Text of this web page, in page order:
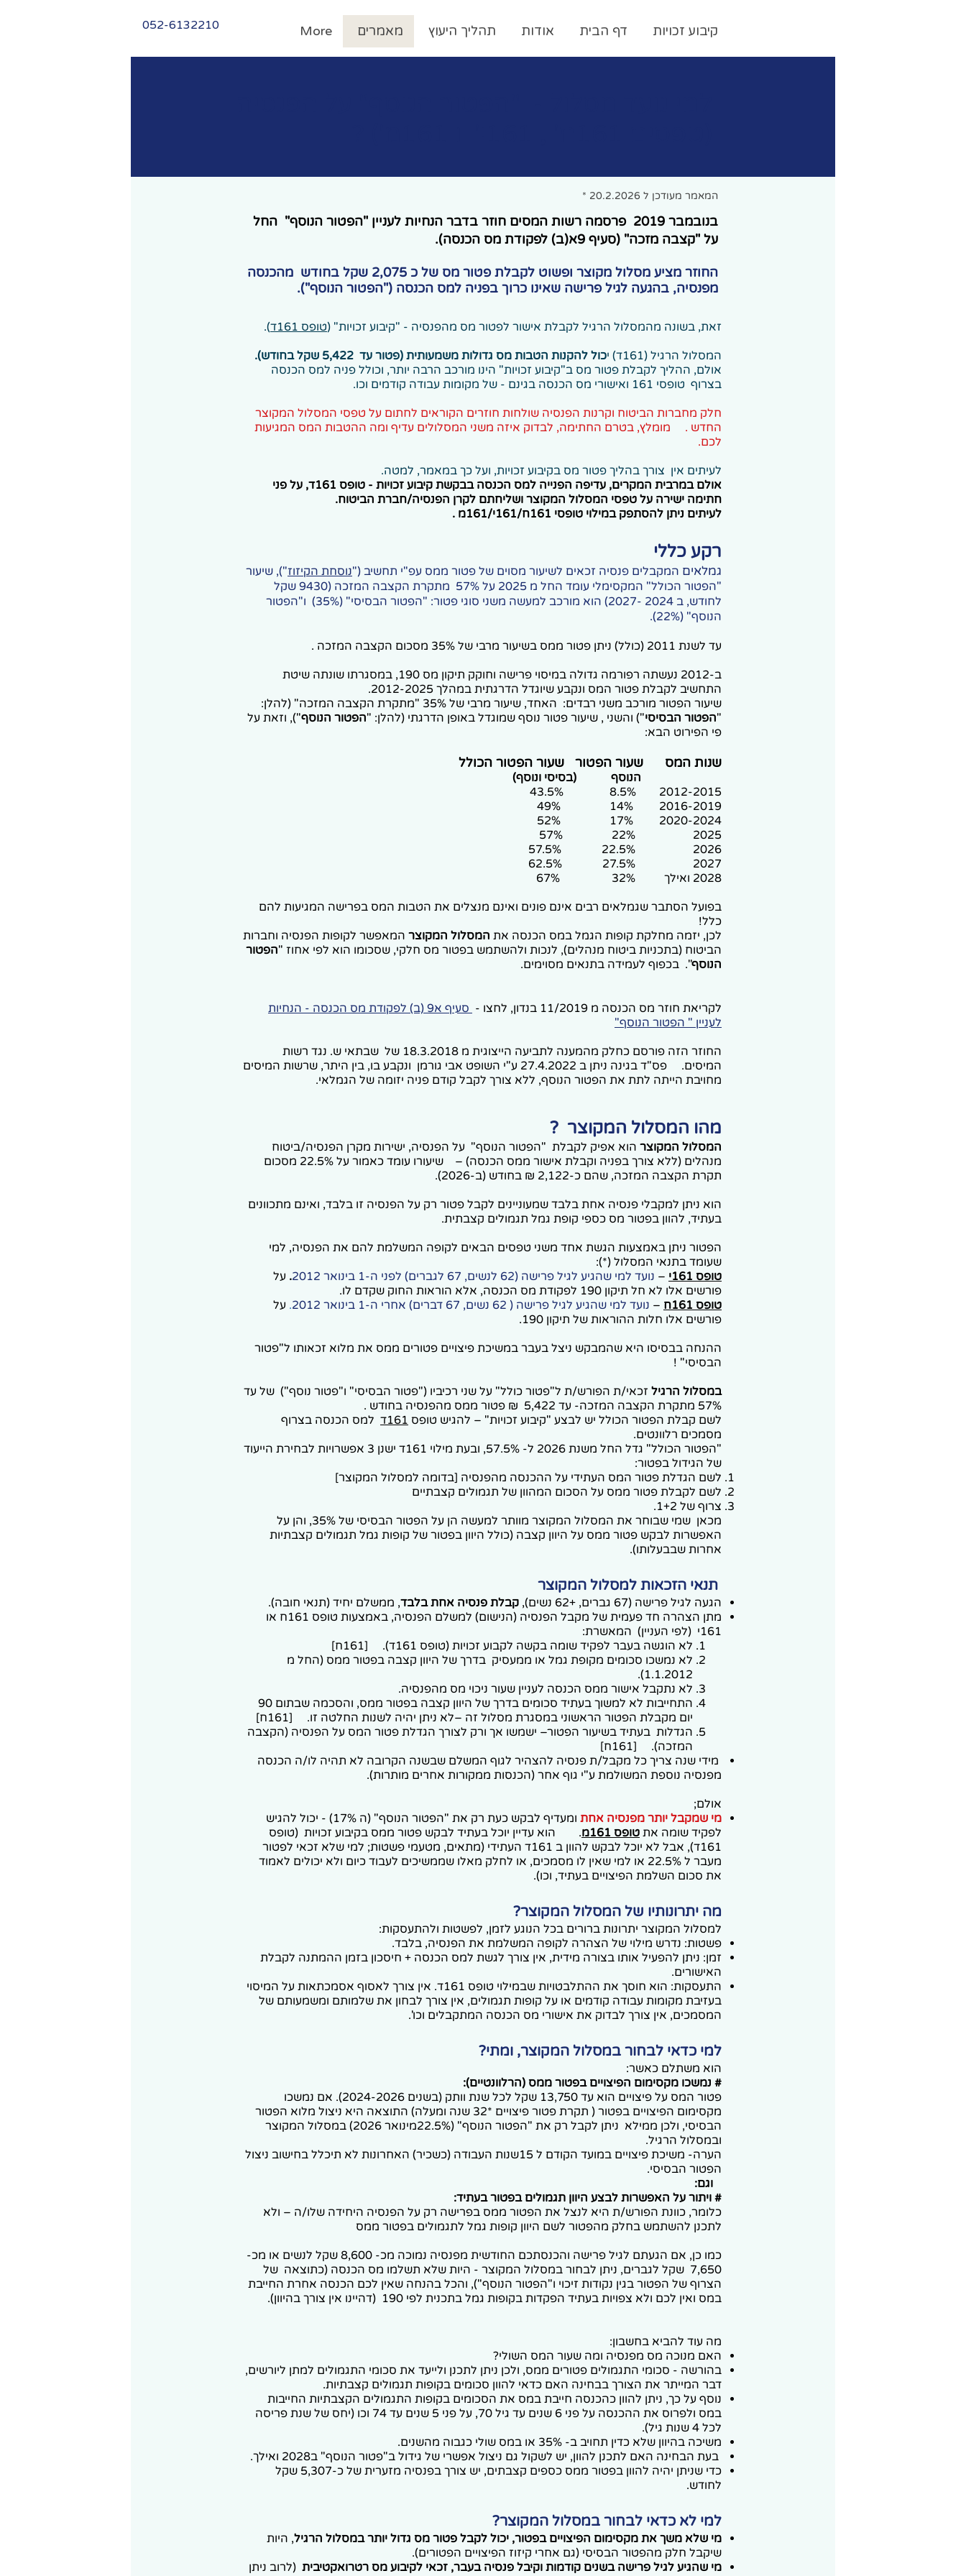
קיבוע זכויות דף הבית אודות תהליך היעוץ מאמרים More
052-6132210
המאמר מעודכן ל 20.2.2026 *
בנובמבר 2019 פרסמה רשות המסים חוזר בדבר הנחיות לעניין "הפטור הנוסף" החל
על "קצבה מזכה" (סעיף 9א(ב) לפקודת מס הכנסה).
החוזר מציע מסלול מקוצר ופשוט לקבלת פטור מס של כ 2,075 שקל בחודש מהכנסה
מפנסיה, בהגעה לגיל פרישה שאינו כרוך בפניה למס הכנסה ("הפטור הנוסף").
זאת, בשונה מהמסלול הרגיל לקבלת אישור לפטור מס מהפנסיה - "קיבוע זכויות" (טופס 161ד
).
המסלול הרגיל (161ד) י
כול להקנות הטבות מס גדולות משמעותית (פטור עד 5,422 שקל בחודש).
אולם, ההליך לקבלת פטור מס ב"קיבוע זכויות" הינו מורכב הרבה יותר, וכולל פניה למס הכנסה
בצרוף טופסי 161 ואישורי מס הכנסה בגינם - של מקומות עבודה קודמים וכו.
חלק מחברות הביטוח וקרנות הפנסיה שולחות חוזרים הקוראים לחתום על טפסי המסלול המקוצר
החדש . מומלץ, בטרם החתימה, לבדוק איזה משני המסלולים עדיף ומה ההטבות המס המגיעות
לכם.
לעיתים אין צורך בהליך פטור מס בקיבוע זכויות, ועל כך במאמר, למטה.
אולם במרבית המקרים, עדיפה הפנייה למס הכנסה בבקשת קיבוע זכויות - טופס 161ד, על פני
חתימה ישירה על טפסי המסלול המקוצר ושליחתם לקרן הפנסיה/חברת הביטוח.
לעיתים ניתן להסתפק במילוי טופסי 161ח/161י/161מ .
רקע כללי
גמלאים המקבלים פנסיה זכאים לשיעור מסוים של פטור ממס עפ"י תחשיב ("נוסחת הקיזוז"), שיעור
"הפטור הכולל" המקסימלי עומד החל מ 2025 על 57% מתקרת הקצבה המזכה (9430 שקל
לחודש, ב 2024 -2027) הוא מורכב למעשה משני סוגי פטור: "הפטור הבסיסי" (35%) ו"הפטור
הנוסף" (22%).
עד לשנת 2011 (כולל) ניתן פטור ממס בשיעור מרבי של 35% מסכום הקצבה המזכה .
ב-2012 נעשתה רפורמה גדולה במיסוי פרישה וחוקק תיקון מס 190, במסגרתו שונתה שיטת
התחשיב לקבלת פטור המס ונקבע שיוגדל הדרגתית במהלך 2012-2025.
שיעור הפטור מורכב משני רבדים: האחד, שיעור מרבי של 35% "מתקרת הקצבה המזכה" (להלן:
"הפטור הבסיסי") והשני , שיעור פטור נוסף שמוגדל באופן הדרגתי (להלן: "הפטור הנוסף"), וזאת על
פי הפירוט הבא:
שנות המס שעור הפטור שעור הפטור הכולל
הנוסף (בסיסי ונוסף)
2012-2015 8.5% 43.5%
2016-2019 14% 49%
2020-2024 17% 52%
2025 22% 57%
2026 22.5% 57.5%
2027 27.5% 62.5%
2028 ואילך 32% 67%
בפועל הסתבר שגמלאים רבים אינם פונים ואינם מנצלים את הטבות המס בפרישה המגיעות להם
כלל!
לכן, יזמה מחלקת קופות הגמל במס הכנסה את המסלול המקוצר המאפשר לקופות הפנסיה וחברות
הביטוח (בתכניות ביטוח מנהלים), לנכות ולהשתמש בפטור מס חלקי, שסכומו הוא לפי אחוז "הפטור
הנוסף". בכפוף לעמידה בתנאים מסוימים.
לקריאת חוזר מס הכנסה מ 11/2019 בנדון, לחצו -
סעיף א9 (ב) לפקודת מס הכנסה - הנחיות
לעניין " הפטור הנוסף"
החוזר הזה פורסם כחלק מהמענה לתביעה הייצוגית מ 18.3.2018 של שבתאי ש. נגד רשות
המיסים. פס"ד בגינה ניתן ב 27.4.2022 ע"י השופט אבי גורמן ונקבע בו, בין היתר, שרשות המיסים
מחויבת הייתה לתת את הפטור הנוסף, ללא צורך לקבל קודם פניה יזומה של הגמלאי.
מהו המסלול המקוצר ?
המסלול המקוצר הוא אפיק לקבלת "הפטור הנוסף" על הפנסיה, ישירות מקרן הפנסיה/ביטוח
מנהלים (ללא צורך בפניה וקבלת אישור ממס הכנסה) – שיעורו עומד כאמור על 22.5% מסכום
תקרת הקצבה המזכה, שהם כ-2,122 ₪ בחודש (ב-2026).
הוא ניתן למקבלי פנסיה אחת בלבד שמעוניינים לקבל פטור רק על הפנסיה זו בלבד, ואינם מתכוונים
בעתיד, להוון בפטור מס כספי קופת גמל תגמולים קצבתית.
הפטור ניתן באמצעות הגשת אחד משני טפסים הבאים לקופה המשלמת להם את הפנסיה, למי
שעומד בתנאי המסלול (*):
טופס 161י
– נועד למי שהגיע לגיל פרישה (62 לנשים, 67 לגברים) לפני ה-1 בינואר 2012 . על
פורשים אלו לא חל תיקון 190 לפקודת מס הכנסה, אלא הוראות החוק שקדם לו.
טופס 161ח
– נועד למי שהגיע לגיל פרישה ( 62 נשים, 67 דברים) אחרי ה-1 בינואר 2012 . על
פורשים אלו חלות ההוראות של תיקון 190.
ההנחה בבסיסו היא שהמבקש ניצל בעבר במשיכת פיצויים פטורים ממס את מלוא זכאותו ל"פטור
הבסיסי" !
במסלול הרגיל זכאי/ת הפורש/ת ל"פטור כולל" על שני רכיביו ("פטור הבסיסי" ו"פטור נוסף") של עד
57% מתקרת הקצבה המזכה- עד 5,422 ₪ פטור ממס מהפנסיה בחודש .
לשם קבלת הפטור הכולל יש לבצע "קיבוע זכויות" – להגיש טופס 161ד
למס הכנסה בצרוף
מסמכים רלוונטים.
"הפטור הכולל" גדל החל משנת 2026 ל- 57.5%, ובעת מילוי 161ד ישנן 3 אפשרויות לבחירת הייעוד
של הגידול בפטור:
לשם הגדלת פטור המס העתידי על ההכנסה מהפנסיה [בדומה למסלול המקוצר]
לשם לקבלת פטור ממס על הסכום המהוון של תגמולים קצבתיים
צרוף של 1+2.
מכאן שמי שבוחר את המסלול המקוצר מוותר למעשה הן על הפטור הבסיסי של 35%, והן על
האפשרות לבקש פטור ממס על היוון קצבה (כולל היוון בפטור של קופות גמל תגמולים קצבתיות
אחרות שבבעלותו).
תנאי הזכאות למסלול המקוצר
הגעה לגיל פרישה (67 גברים, +62 נשים), קבלת פנסיה אחת בלבד, ממשלם יחיד (תנאי חובה).
מתן הצהרה חד פעמית של מקבל הפנסיה (הנישום) למשלם הפנסיה, באמצעות טופס 161ח או
161י (לפי העניין) המאשרת:
לא הוגשה בעבר לפקיד שומה בקשה לקבוע זכויות (טופס 161ד). [161ח]
לא נמשכו סכומים מקופת גמל או ממעסיק בדרך של היוון קצבה בפטור ממס (החל מ
1.1.2012).
לא נתקבל אישור ממס הכנסה לעניין שעור ניכוי מס מהפנסיה.
התחייבות לא למשוך בעתיד סכומים בדרך של היוון קצבה בפטור ממס, והסכמה שבתום 90
יום מקבלת הפטור הראשוני במסגרת מסלול זה –לא ניתן יהיה לשנות החלטה זו. [161ח]
הגדלות בעתיד בשיעור הפטור– ישמשו אך ורק לצורך הגדלת פטור המס על הפנסיה (הקצבה
המזכה). [161ח]
מידי שנה צריך כל מקבל/ת פנסיה להצהיר לגוף המשלם שבשנה הקרובה לא תהיה לו/ה הכנסה
מפנסיה נוספת המשולמת ע"י גוף אחר (הכנסות ממקורות אחרים מותרות).
אולם;
מי שמקבל יותר מפנסיה אחת
ומעדיף לבקש כעת רק את "הפטור הנוסף" (ה 17%) - יכול להגיש
לפקיד שומה את טופס 161מ .
הוא עדיין יוכל בעתיד לבקש פטור ממס בקיבוע זכויות (טופס
161ד), אבל לא יוכל לבקש להוון ב 161ד העתידי (מתאים, מטעמי פשטות; למי שלא זכאי לפטור
מעבר ל 22.5% או למי שאין לו מסמכים, או לחלק מאלו שממשיכים לעבוד כיום ולא יכולים לאמוד
את סכום השלמת הפיצויים בעתיד, וכו).
מה יתרונותיו של המסלול המקוצר?
למסלול המקוצר יתרונות ברורים בכל הנוגע לזמן, לפשטות ולהתעסקות:
פשטות: נדרש מילוי של הצהרה לקופה המשלמת את הפנסיה, בלבד.
זמן: ניתן להפעיל אותו בצורה מידית, אין צורך לגשת למס הכנסה + חיסכון בזמן ההמתנה לקבלת
האישורים.
התעסקות: הוא חוסך את ההתלבטויות שבמילוי טופס 161ד. אין צורך לאסוף אסמכתאות על המיסוי
בעזיבת מקומות עבודה קודמים או על קופות תגמולים, אין צורך לבחון את שלמותם ומשמעותם של
המסמכים, אין צורך לבדוק את אישורי מס הכנסה המתקבלים וכו'.
למי כדאי לבחור במסלול המקוצר, ומתי?
הוא משתלם כאשר:
# נמשכו מקסימום הפיצויים בפטור ממס (הרלוונטיים):
פטור המס על פיצויים הוא עד 13,750 שקל לכל שנת וותק (בשנים 2024-2026). אם נמשכו
מקסימום הפיצויים בפטור ( תקרת פטור פיצויים *32 שנה ומעלה) התוצאה היא ניצול מלוא הפטור
הבסיסי, ולכן ממילא ניתן לקבל רק את "הפטור הנוסף" (22.5%מינואר 2026) במסלול המקוצר
ובמסלול הרגיל.
הערה- משיכת פיצויים במועד הקודם ל 15שנות העבודה (כשכיר) האחרונות לא תיכלל בחישוב ניצול
הפטור הבסיסי.
וגם:
# ויתור על האפשרות לבצע היוון תגמולים בפטור בעתיד:
כלומר, כוונת הפורש/ת היא לנצל את הפטור ממס בפרישה רק על הפנסיה היחידה שלו/ה – ולא
לתכנן להשתמש בחלק מהפטור לשם היוון קופות גמל לתגמולים בפטור ממס
כמו כן, אם הגעתם לגיל פרישה והכנסתכם החודשית מפנסיה נמוכה מכ- 8,600 שקל לנשים או מכ-
7,650 שקל לגברים, ניתן לבחור במסלול המקוצר - היות שלא תשלמו מס הכנסה (כתוצאה של
הצרוף של הפטור בגין נקודות זיכוי ו"הפטור הנוסף"), והכל בהנחה שאין לכם הכנסה אחרת החייבת
במס ואין לכם ולא צפויות בעתיד הפקדות בקופות גמל בתכנית לפי 190 (דהיינו אין צורך בהיוון).
מה עוד להביא בחשבון:
האם מנוכה מס מפנסיה ומה שעור המס השולי?
בהורשה - סכומי התגמולים פטורים ממס, ולכן ניתן לתכנן ולייעד את סכומי התגמולים למתן ליורשים,
דבר המייתר את הצורך בבחינה האם כדאי להוון סכומים בקופות תגמולים קצבתיות.
נוסף על כך, ניתן להוון כהכנסה חייבת במס את הסכומים בקופות התגמולים הקצבתיות החייבות
במס ולפרוס את ההכנסה על פני 6 שנים עד גיל 70, על פני 5 שנים עד 74 וכו (יחס של שנת פריסה
לכל 4 שנות גיל).
משיכה בהיוון שלא כדין תחויב ב- 35% או במס שולי כגבוה מהשנים.
בעת הבחינה האם לתכנן להוון, יש לשקול גם ניצול אפשרי של גידול ב"פטור הנוסף" ב2028 ואילך.
כדי שניתן יהיה להוון בפטור ממס כספים קצבתים, יש צורך בפנסיה מזערית של כ-5,307 שקל
לחודש.
למי לא כדאי לבחור במסלול המקוצר?
מי שלא משך את מקסימום הפיצויים בפטור, יכול לקבל פטור מס גדול יותר במסלול הרגיל, היות
שיקבל חלק מהפטור הבסיסי (גם אחרי קיזוז הפיצויים הפטורים).
מי שהגיע לגיל פרישה בשנים קודמות וקיבל פנסיה בעבר, זכאי לקיבוע מס רטרואקטיבית (לרוב ניתן